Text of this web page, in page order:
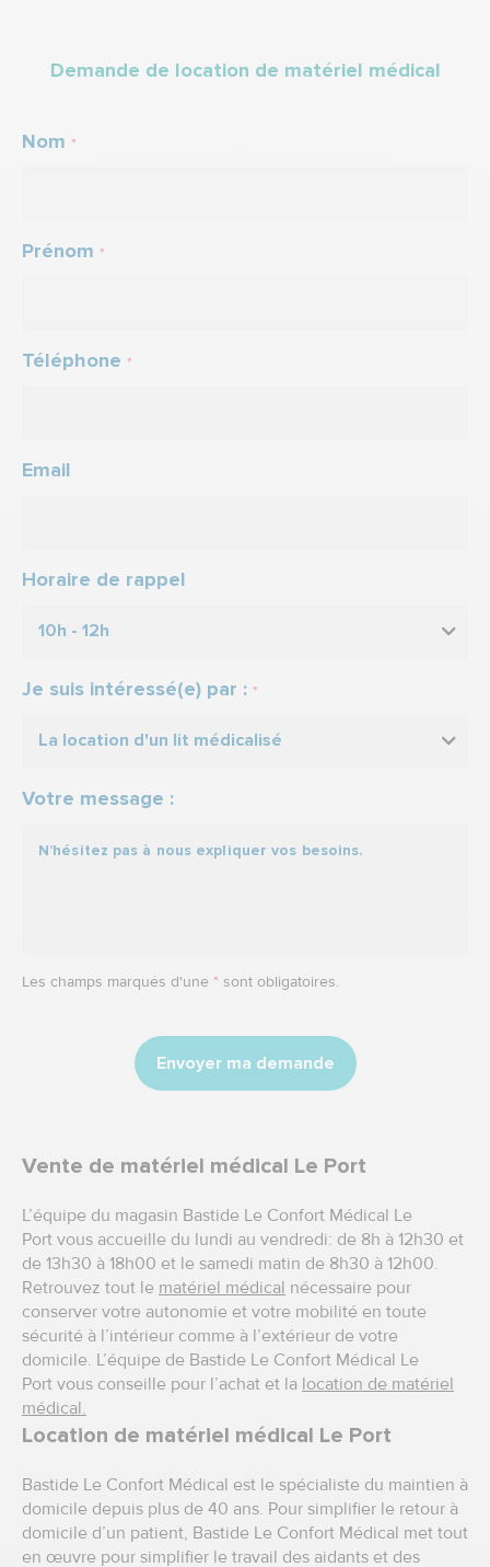
Vente de matériel médical Le Port
L’équipe du magasin Bastide Le Confort Médical Le
Port vous accueille du lundi au vendredi: de 8h à 12h30 et
de 13h30 à 18h00 et le samedi matin de 8h30 à 12h00.
Retrouvez tout le matériel médical nécessaire pour
conserver votre autonomie et votre mobilité en toute
sécurité à l’intérieur comme à l’extérieur de votre
domicile. L’équipe de Bastide Le Confort Médical Le
Port vous conseille pour l’achat et la location de matériel
médical.
Location de matériel médical Le Port
Bastide Le Confort Médical est le spécialiste du maintien à
domicile depuis plus de 40 ans. Pour simplifier le retour à
domicile d’un patient, Bastide Le Confort Médical met tout
en œuvre pour simplifier le travail des aidants et des
Demande de location de matériel médical
*
Nom
*
Prénom
*
Téléphone
Email
Horaire de rappel
10h - 12h
*
Je suis intéressé(e) par :
La location d'un lit médicalisé
Votre message :
Les champs marqués d'une * sont obligatoires.
Envoyer ma demande